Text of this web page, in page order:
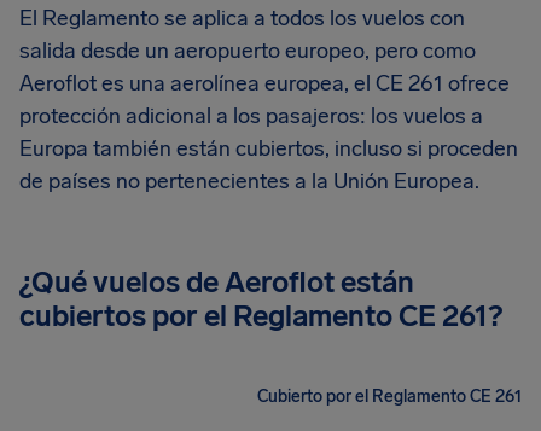
El Reglamento se aplica a todos los vuelos con
salida desde un aeropuerto europeo, pero como
Aeroflot es una aerolínea europea, el CE 261 ofrece
protección adicional a los pasajeros: los vuelos a
Europa también están cubiertos, incluso si proceden
de países no pertenecientes a la Unión Europea.
¿Qué vuelos de Aeroflot están
cubiertos por el Reglamento CE 261?
Cubierto por el Reglamento CE 261